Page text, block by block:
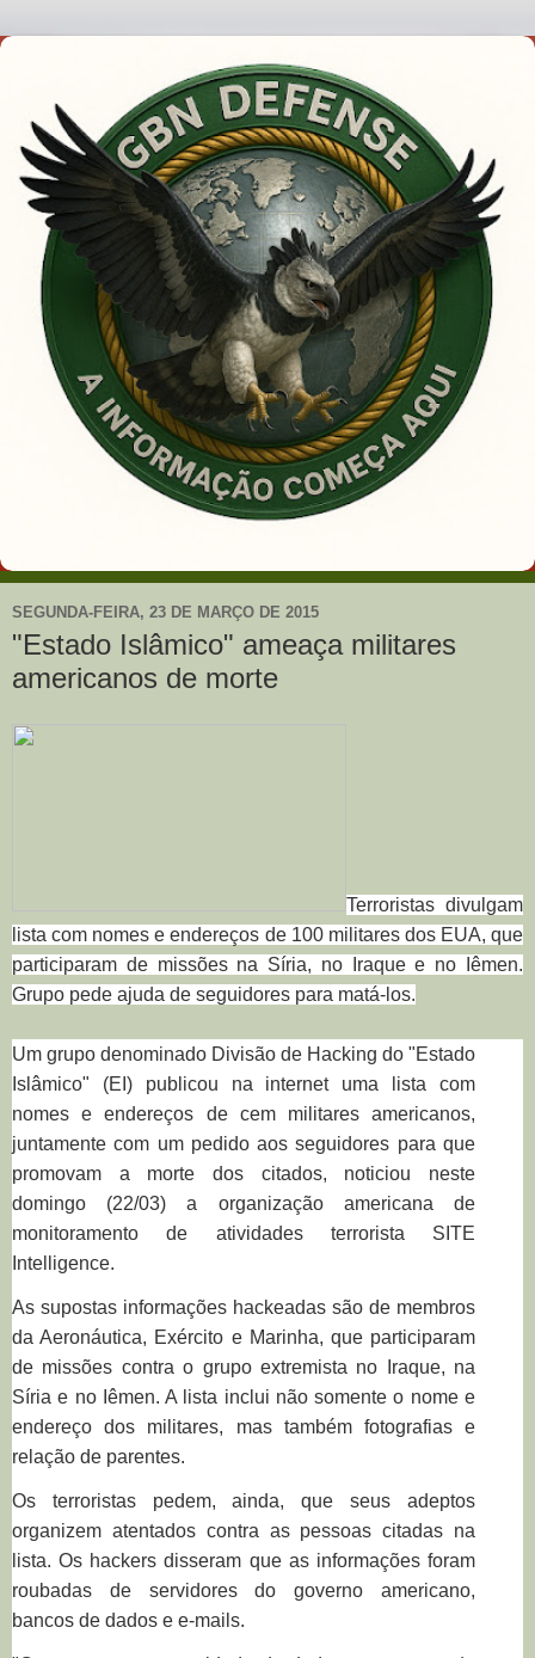
SEGUNDA-FEIRA, 23 DE MARÇO DE 2015
"Estado Islâmico" ameaça militares
americanos de morte
Terroristas divulgam
lista com nomes e endereços de 100 militares dos EUA, que
participaram de missões na Síria, no Iraque e no Iêmen.
Grupo pede ajuda de seguidores para matá-los.
Um grupo denominado Divisão de Hacking do "Estado
Islâmico" (EI) publicou na internet uma lista com
nomes e endereços de cem militares americanos,
juntamente com um pedido aos seguidores para que
promovam a morte dos citados, noticiou neste
domingo (22/03) a organização americana de
monitoramento de atividades terrorista SITE
Intelligence.
As supostas informações hackeadas são de membros
da Aeronáutica, Exército e Marinha, que participaram
de missões contra o grupo extremista no Iraque, na
Síria e no Iêmen. A lista inclui não somente o nome e
endereço dos militares, mas também fotografias e
relação de parentes.
Os terroristas pedem, ainda, que seus adeptos
organizem atentados contra as pessoas citadas na
lista. Os hackers disseram que as informações foram
roubadas de servidores do governo americano,
bancos de dados e e-mails.